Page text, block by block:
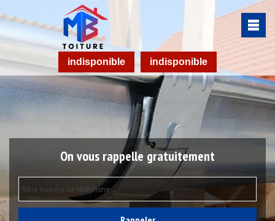
indisponible indisponible
On vous rappelle gratuitement